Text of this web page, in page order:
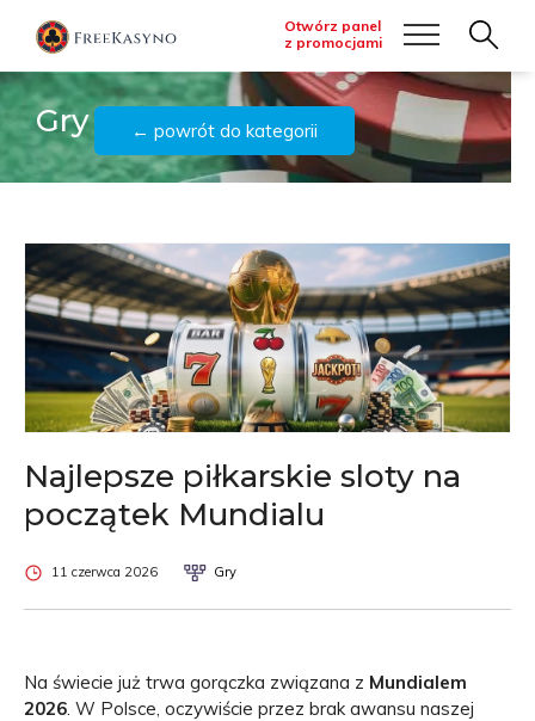
Otwórz panel
z promocjami
Gry ← powrót do kategorii
Najlepsze piłkarskie sloty na
początek Mundialu
11 czerwca 2026 Gry
Na świecie już trwa gorączka związana z Mundialem
2026. W Polsce, oczywiście przez brak awansu naszej